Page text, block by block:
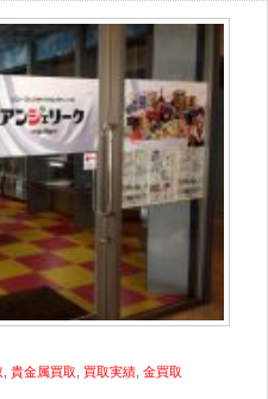
, 貴金属買取, 買取実績, 金買取